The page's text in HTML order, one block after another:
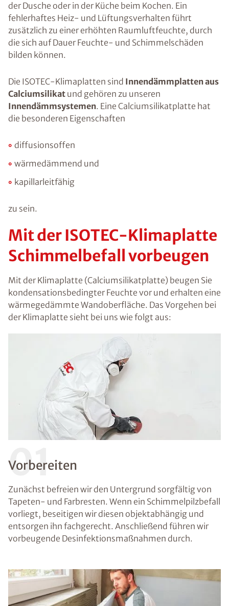
der Dusche oder in der Küche beim Kochen. Ein
fehlerhaftes Heiz- und Lüftungsverhalten führt
zusätzlich zu einer erhöhten Raumluftfeuchte, durch
die sich auf Dauer Feuchte- und Schimmelschäden
bilden können.
Die ISOTEC-Klimaplatten sind Innendämmplatten aus
Calciumsilikat und gehören zu unseren
Innendämmsystemen. Eine Calciumsilikatplatte hat
die besonderen Eigenschaften
diffusionsoffen
wärmedämmend und
kapillarleitfähig
zu sein.
Mit der ISOTEC-Klimaplatte
Schimmelbefall vorbeugen
Mit der Klimaplatte (Calciumsilikatplatte) beugen Sie
kondensationsbedingter Feuchte vor und erhalten eine
wärmegedämmte Wandoberfläche. Das Vorgehen bei
der Klimaplatte sieht bei uns wie folgt aus:
01
Vorbereiten
Zunächst befreien wir den Untergrund sorgfältig von
Tapeten- und Farbresten. Wenn ein Schimmelpilzbefall
vorliegt, beseitigen wir diesen objektabhängig und
entsorgen ihn fachgerecht. Anschließend führen wir
vorbeugende Desinfektionsmaßnahmen durch.